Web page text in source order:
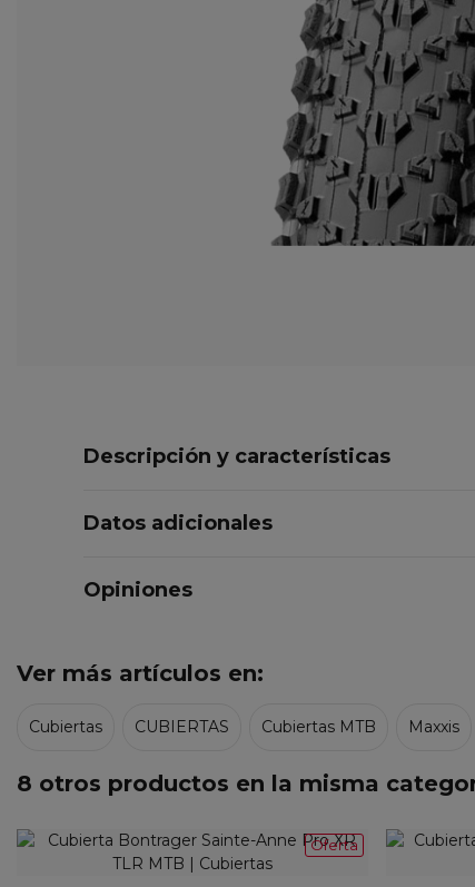
Descripción y características
Datos adicionales
Opiniones
Ver más artículos en:
Cubiertas CUBIERTAS Cubiertas MTB Maxxis
8 otros productos en la misma
Oferta